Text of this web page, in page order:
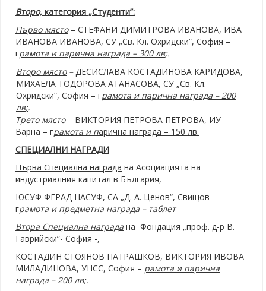
Второ, категория „Студенти”:
Първо място– СТЕФАНИ ДИМИТРОВА ИВАНОВА, ИВА
ИВАНОВА ИВАНОВА, СУ „Св. Кл. Охридски“, София –
грамота и парична награда – 300 лв;.
Второ място– ДЕСИСЛАВА КОСТАДИНОВА КАРИДОВА,
МИХАЕЛА ТОДОРОВА АТАНАСОВА, СУ „Св. Кл.
Охридски“, София – грамота и парична награда – 200
лв;.
Трето място– ВИКТОРИЯ ПЕТРОВА ПЕТРОВА, ИУ
Варна – грамота ипарична награда – 150 лв.
СПЕЦИАЛНИ НАГРАДИ
Първа Специална награда на Асоциацията на
индустриалния капитал в България,
ЮСУФ ФЕРАД НАСУФ, СА „Д. А. Ценов“, Свищов –
грамота и предметна награда – таблет
Втора Специална награда на Фондация „проф. д-р В.
Гаврийски”- София -,
КОСТАДИН СТОЯНОВ ПАТРАШКОВ, ВИКТОРИЯ ИВОВА
МИЛАДИНОВА, УНСС, София – рамота и парична
награда – 200 лв;.